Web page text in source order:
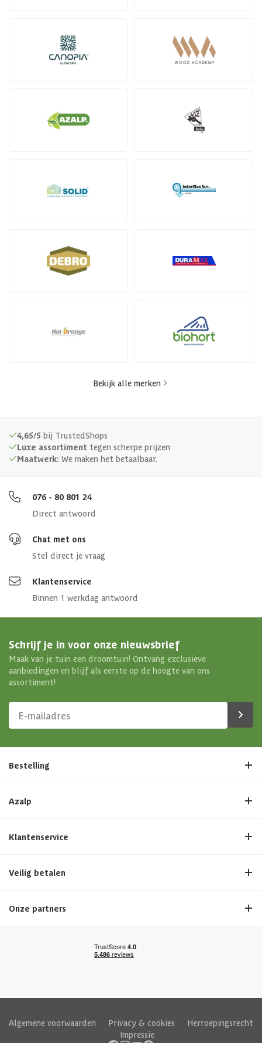
Bekijk alle merken
4,65/5 bij TrustedShops
Luxe assortiment tegen scherpe prijzen
Maatwerk: We maken het betaalbaar.
076 - 80 801 24
Direct antwoord
Chat met ons
Stel direct je vraag
Klantenservice
Binnen 1 werkdag antwoord
Schrijf je in voor onze nieuwsbrief
Maak van je tuin een droomtuin! Ontvang exclusieve
aanbiedingen en blijf als eerste op de hoogte van ons
assortiment!
Bestelling
Azalp
Klantenservice
Veilig betalen
Onze partners
Algemene voorwaarden Privacy & cookies
Herroepingsrecht
Impressie